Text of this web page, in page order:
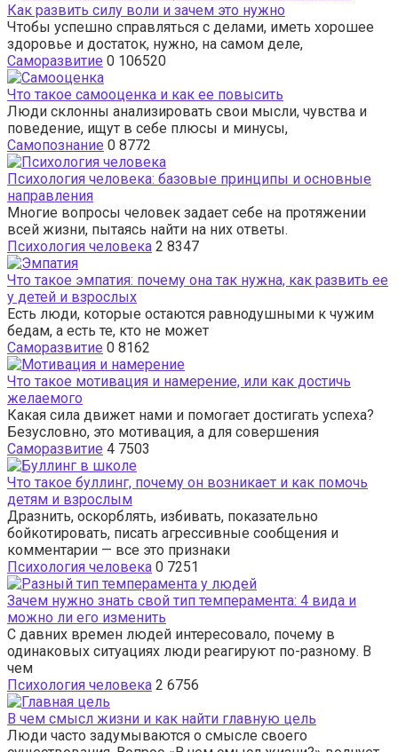
Как развить силу воли и зачем это нужно
Чтобы успешно справляться с делами, иметь хорошее
здоровье и достаток, нужно, на самом деле,
Саморазвитие 0 106520
Что такое самооценка и как ее повысить
Люди склонны анализировать свои мысли, чувства и
поведение, ищут в себе плюсы и минусы,
Самопознание 0 8772
Психология человека: базовые принципы и основные
направления
Многие вопросы человек задает себе на протяжении
всей жизни, пытаясь найти на них ответы.
Психология человека 2 8347
Что такое эмпатия: почему она так нужна, как развить ее
у детей и взрослых
Есть люди, которые остаются равнодушными к чужим
бедам, а есть те, кто не может
Саморазвитие 0 8162
Что такое мотивация и намерение, или как достичь
желаемого
Какая сила движет нами и помогает достигать успеха?
Безусловно, это мотивация, а для совершения
Саморазвитие 4 7503
Что такое буллинг, почему он возникает и как помочь
детям и взрослым
Дразнить, оскорблять, избивать, показательно
бойкотировать, писать агрессивные сообщения и
комментарии — все это признаки
Психология человека 0 7251
Зачем нужно знать свой тип темперамента: 4 вида и
можно ли его изменить
С давних времен людей интересовало, почему в
одинаковых ситуациях люди реагируют по-разному. В
чем
Психология человека 2 6756
В чем смысл жизни и как найти главную цель
Люди часто задумываются о смысле своего